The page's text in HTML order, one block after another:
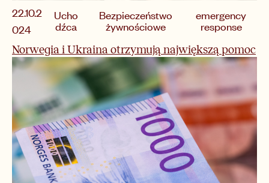
22.10.2
024
Ucho
dźca
Bezpieczeństwo
żywnościowe
emergency
response
Norwegia i Ukraina otrzymują największą pomoc